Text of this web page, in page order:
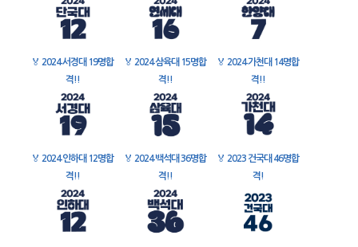
🏅 2024 서경대 19명합
격!!
🏅 2024 삼육대 15명합
격!!
🏅 2024 가천대 14명합
격!!
🏅 2024 인하대 12명합
격!!
🏅 2024 백석대 36명합
격!!
🏅 2023 건국대 46명합
격!